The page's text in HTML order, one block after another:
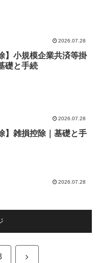
2026.07.28
】小規模企業共済等掛
礎と手続
2026.07.28
】雑損控除｜基礎と手
2026.07.28
次